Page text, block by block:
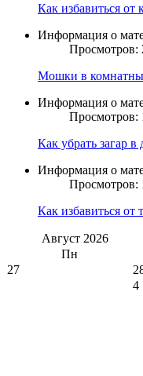
Как избавиться
Информация о
Просмотров:
Мошки в
Информация о
Просмотров:
Как убрать загар
Информация о
Просмотров:
Как избавиться от
Август 2026
Пн
27
4